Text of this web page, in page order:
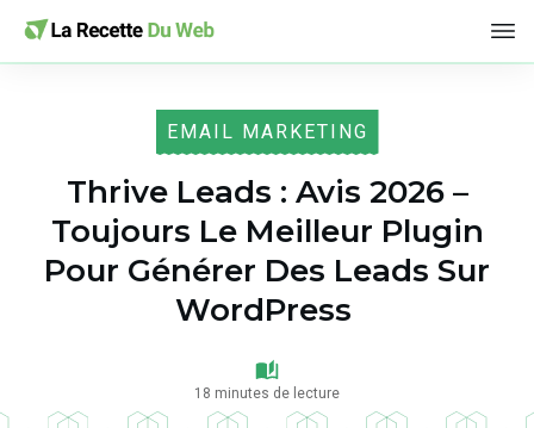
EMAIL MARKETING
Thrive Leads : Avis 2026 –
Toujours Le Meilleur Plugin
Pour Générer Des Leads Sur
WordPress
18 minutes de lecture